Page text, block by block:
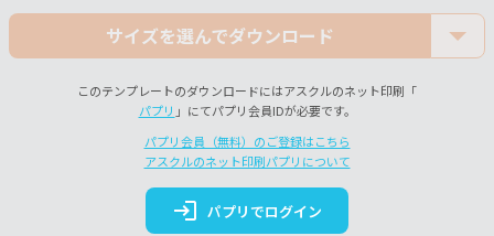
サイズを選んでダウンロード
このテンプレートのダウンロードにはアスクルのネット印刷「
パプリ 」にてパプリ会員IDが必要です。
パプリ会員（無料）のご登録はこちら
アスクルのネット印刷パプリについて
login パプリでログイン